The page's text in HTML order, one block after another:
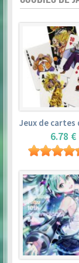
6.78 €